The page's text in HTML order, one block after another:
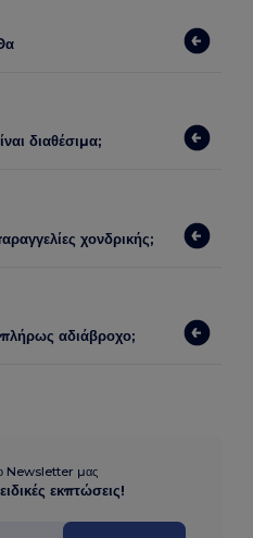
διαθέσιμα;
χονδρικής;
αδιάβροχο;
Newsletter μας
εκπτώσεις!